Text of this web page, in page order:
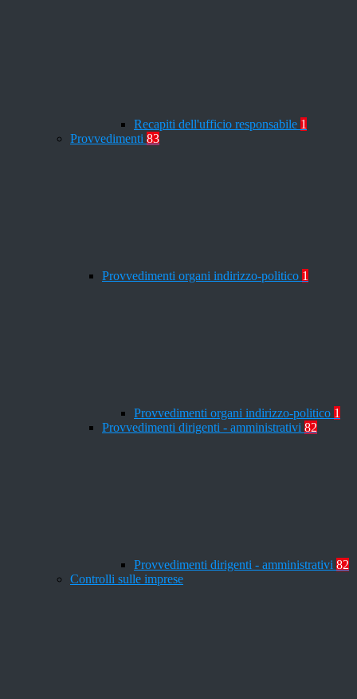
Recapiti dell'ufficio responsabile 1
Provvedimenti 83
Provvedimenti organi indirizzo-politico 1
Provvedimenti organi indirizzo-politico 1
Provvedimenti dirigenti - amministrativi 82
Provvedimenti dirigenti - amministrativi 82
Controlli sulle imprese